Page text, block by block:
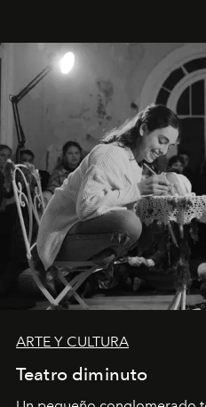
ARTE Y CULTURA
Teatro diminuto